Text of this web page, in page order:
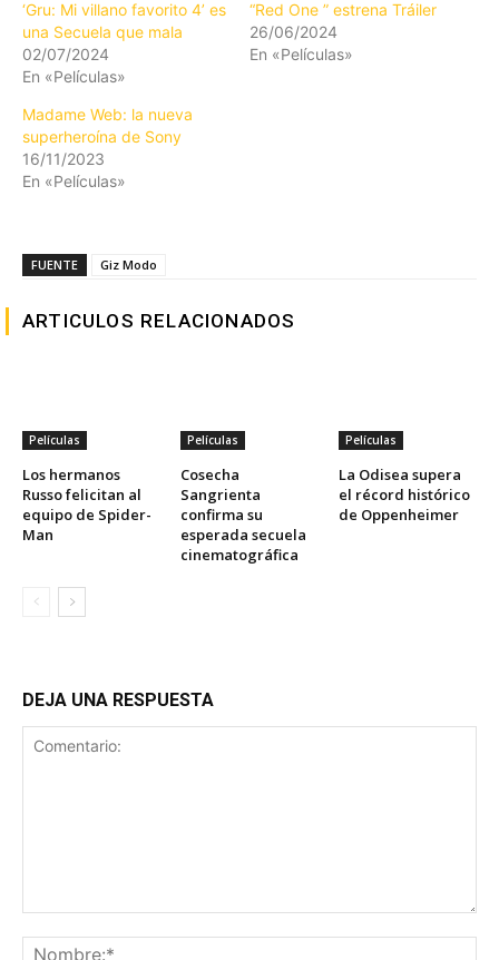
‘Gru: Mi villano favorito 4’ es
una Secuela que mala
02/07/2024
En «Películas»
“Red One ” estrena Tráiler
26/06/2024
En «Películas»
Madame Web: la nueva
superheroína de Sony
16/11/2023
En «Películas»
FUENTE Giz Modo
ARTICULOS RELACIONADOS
Películas
Los hermanos
Russo felicitan al
equipo de Spider-
Man
Películas
Cosecha
Sangrienta
confirma su
esperada secuela
cinematográfica
Películas
La Odisea supera
el récord histórico
de Oppenheimer
DEJA UNA RESPUESTA